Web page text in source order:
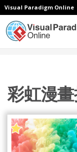
Visual Paradigm Online
彩虹漫